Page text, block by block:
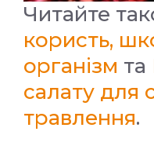
Читайте
користь,
організм та
салату для
травлення.